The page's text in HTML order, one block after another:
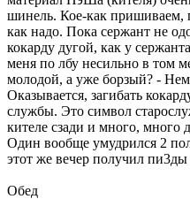
шинель. Кое-как
как надо. Пока сержант не
кокарду дугой, как у
меня по лбу несильно в том
молодой, а уже борзый? -
Оказывается, загибать
службы. Это символ
кителе сзади и много, много
Один вообще умудрился 2
этот же вечер получил
Обед